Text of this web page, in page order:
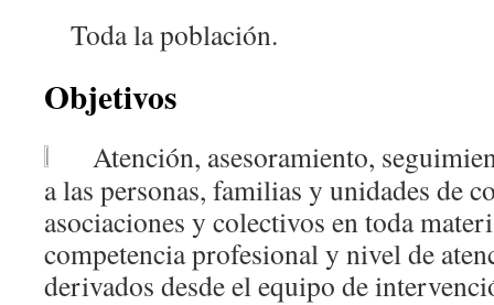
Toda la población.
Objetivos
Atención, asesoramiento,
a las personas, familias y unidades de
asociaciones y colectivos en toda
competencia profesional y nivel de
derivados desde el equipo de